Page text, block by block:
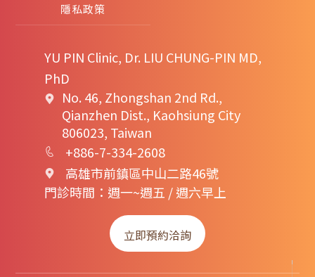
隱私政策
YU PIN Clinic, Dr. LIU CHUNG-PIN MD,
PhD
No. 46, Zhongshan 2nd Rd.,
Qianzhen Dist., Kaohsiung City
806023, Taiwan
+886-7-334-2608
高雄市前鎮區中山二路46號
門診時間：週一~週五 / 週六早上
立即預約洽詢